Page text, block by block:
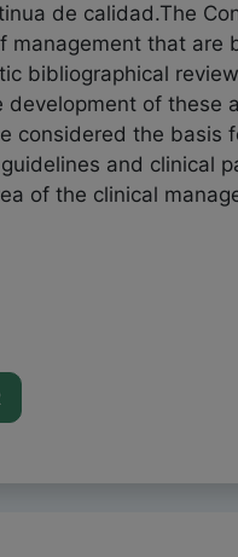
de calidad.The
that are
bibliographical
of these
considered the basis
and clinical
of the clinical